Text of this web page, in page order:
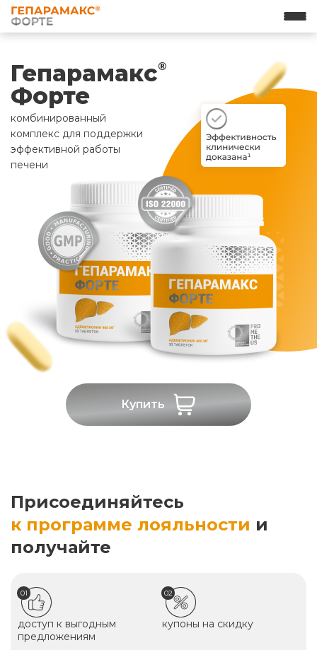
Гепарамакс®
Форте
комбинированный
комплекс для поддержки
эффективной работы
печени
Купить
Присоединяйтесь
к программе лояльности и
получайте
01
доступ к выгодным
предложениям
02
купоны на скидку